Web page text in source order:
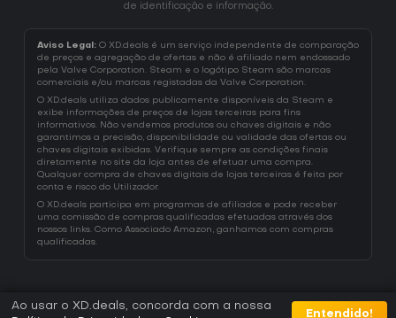
de identificação e informação.
Aviso Legal: O XD.deals é um serviço independente de comparação
de preços e agregação de ofertas e não é afiliado nem endossado
pela Valve Corporation. Steam e o logótipo Steam são marcas
comerciais e/ou marcas registadas da Valve Corporation.
O XD.deals utiliza dados publicamente disponíveis da Steam e
exibe informações de preços de lojas terceiras para fins
informativos. Não vendemos produtos ou chaves digitais e não
garantimos a precisão, disponibilidade ou validade das ofertas ou
chaves digitais exibidas. Verifique sempre as condições finais
diretamente no site da loja antes de efetuar uma compra.
Qualquer compra de chaves digitais de lojas terceiras é feita por
conta e risco do Utilizador.
O XD.deals participa em programas de afiliados e pode receber
uma comissão de compras qualificadas efetuadas através dos
nossos links. Como Associado Amazon, ganhamos com compras
qualificadas.
Ao usar o XD.deals, concorda com a nossa
Entendido!